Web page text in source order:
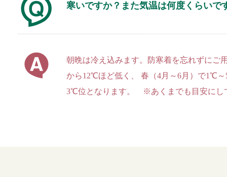
寒いですか？また気温は何度くらいで
朝晩は冷え込みます。防寒着を忘れずにご
から12℃ほど低く、 春（4月～6月）で1℃
3℃位となります。 ※あくまでも目安にし